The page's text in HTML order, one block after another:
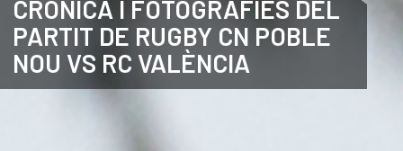
ANGLÈS
CRÒNICA I FOTOGRAFIES DEL
PARTIT DE RUGBY CN POBLE
NOU VS RC VALÈNCIA